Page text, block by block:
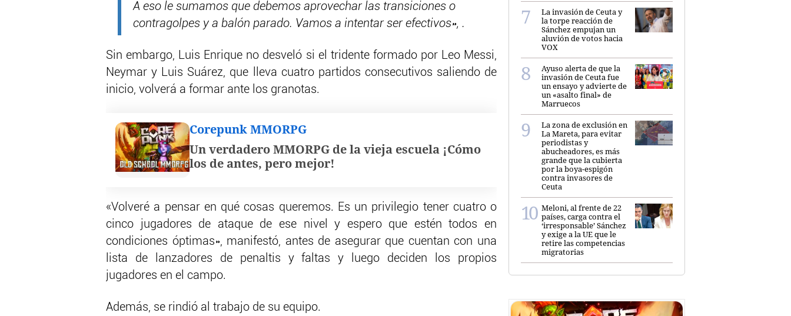
A eso le sumamos que debemos aprovechar las transiciones o
contragolpes y a balón parado. Vamos a intentar ser efectivos», .
Sin embargo, Luis Enrique no desveló si el tridente formado por Leo Messi,
Neymar y Luis Suárez, que lleva cuatro partidos consecutivos saliendo de
inicio, volverá a formar ante los granotas.
Corepunk MMORPG
Un verdadero MMORPG de la vieja escuela ¡Cómo
los de antes, pero mejor!
«Volveré a pensar en qué cosas queremos. Es un privilegio tener cuatro o
cinco jugadores de ataque de ese nivel y espero que estén todos en
condiciones óptimas», manifestó, antes de asegurar que cuentan con una
lista de lanzadores de penaltis y faltas y luego deciden los propios
jugadores en el campo.
Además, se rindió al trabajo de su equipo.
La invasión de Ceuta y
la torpe reacción de
Sánchez empujan un
aluvión de votos hacia
VOX
Ayuso alerta de que la
invasión de Ceuta fue
un ensayo y advierte de
un «asalto final» de
Marruecos
La zona de exclusión en
La Mareta, para evitar
periodistas y
abucheadores, es más
grande que la cubierta
por la boya-espigón
contra invasores de
Ceuta
Meloni, al frente de 22
países, carga contra el
‘irresponsable’ Sánchez
y exige a la UE que le
retire las competencias
migratorias